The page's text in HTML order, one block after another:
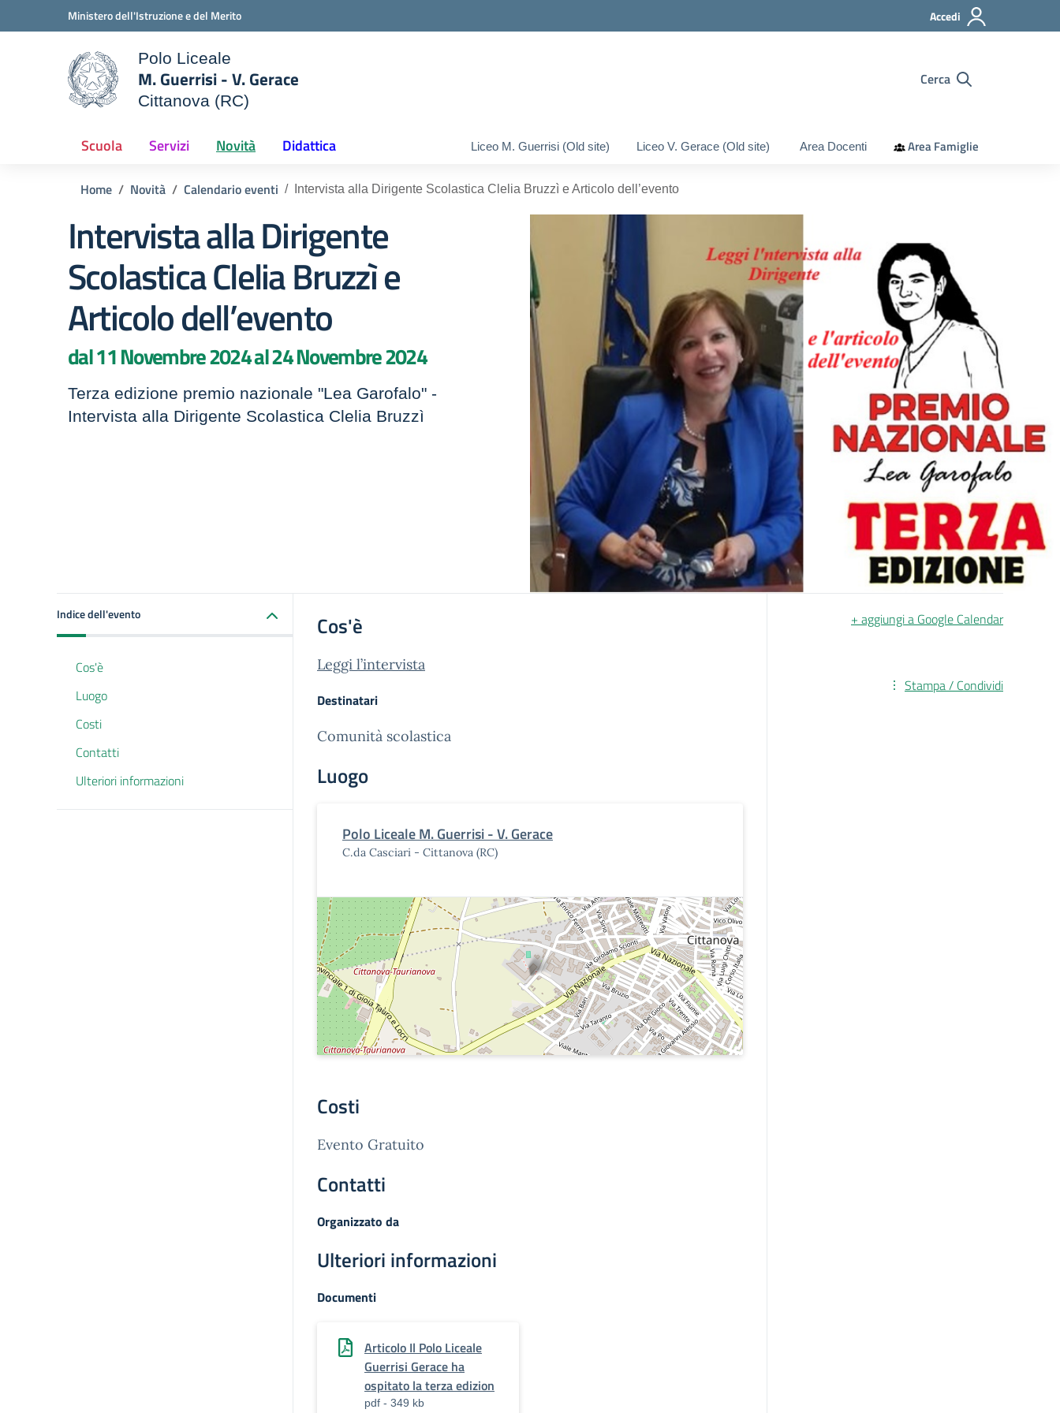
Vai ai contenuti
Vai al menu di navigazioneMinistero dell'Istruzione e del Merito Accedi
della scuola
Polo Liceale
M. Guerrisi - V. Gerace
Cittanova (RC)
Cerca
Scuola Servizi Novità Didattica Liceo M. Guerrisi (Old site) Liceo V. Gerace (Old site) Area Docenti Area Famiglie
Home Novità Calendario eventi Intervista alla Dirigente Scolastica Clelia Bruzzì e Articolo dell’evento
Intervista alla Dirigente
Scolastica Clelia Bruzzì e
Articolo dell’evento
dal 11 Novembre 2024 al 24 Novembre 2024
Terza edizione premio nazionale "Lea Garofalo" -
Intervista alla Dirigente Scolastica Clelia Bruzzì
Indice dell'evento
Cos'è
Luogo
Costi
Contatti
Ulteriori informazioni
Cos'è
Leggi l’intervista
Destinatari
Comunità scolastica
Luogo
Polo Liceale M. Guerrisi - V. Gerace
C.da Casciari - Cittanova (RC)
Costi
Evento Gratuito
Contatti
Organizzato da
Ulteriori informazioni
Documenti
Articolo Il Polo Liceale
Guerrisi Gerace ha
ospitato la terza edizion
pdf - 349 kb
+ aggiungi a Google Calendar
Stampa / Condividi